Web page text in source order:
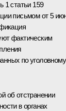
1 статьи 159
письмом от 5
фактическим
по уголовному
об отстранении
в органах